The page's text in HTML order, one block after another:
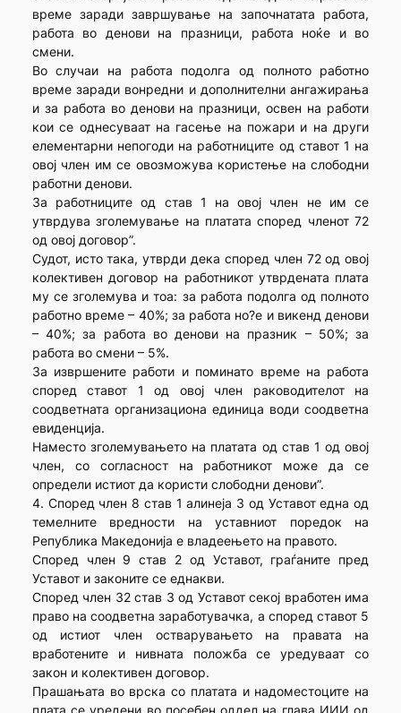
време заради завршување на започнатата работа,
работа во денови на празници, работа ноќе и во
смени.
Во случаи на работа подолга од полното работно
време заради вонредни и дополнителни ангажирања
и за работа во денови на празници, освен на работи
кои се однесуваат на гасење на пожари и на други
елементарни непогоди на работниците од ставот 1 на
овој член им се овозможува користење на слободни
работни денови.
За работниците од став 1 на овој член не им се
утврдува зголемување на платата според членот 72
од овој договор”.
Судот, исто така, утврди дека според член 72 од овој
колективен договор на работникот утврдената плата
му се зголемува и тоа: за работа подолга од полното
работно време – 40%; за работа но?е и викенд денови
– 40%; за работа во денови на празник – 50%; за
работа во смени – 5%.
За извршените работи и поминато време на работа
според ставот 1 од овој член раководителот на
соодветната организациона единица води соодветна
евиденција.
Наместо зголемувањето на платата од став 1 од овој
член, со согласност на работникот може да се
определи истиот да користи слободни денови”.
4. Според член 8 став 1 алинеја 3 од Уставот една од
темелните вредности на уставниот поредок на
Република Македонија е владеењето на правото.
Според член 9 став 2 од Уставот, граѓаните пред
Уставот и законите се еднакви.
Според член 32 став 3 од Уставот секој вработен има
право на соодветна заработувачка, а според ставот 5
од истиот член остварувањето на правата на
вработените и нивната положба се уредуваат со
закон и колективен договор.
Прашањата во врска со платата и надоместоците на